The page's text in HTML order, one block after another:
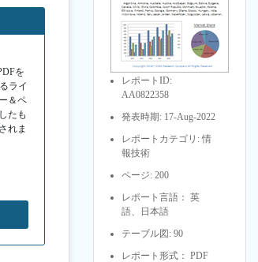
を
ライ
＆ペ
たも
れま
レポートID:
AA0822358
発表時期: 17-Aug-2022
レポートカテゴリ: 情
報技術
ページ: 200
レポート言語： 英
語、日本語
テーブル図: 90
レポート形式： PDF